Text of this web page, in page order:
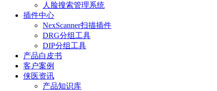
人脸搜索管理系统
插件中心
NexScanner扫描插件
DRG分组工具
DIP分组工具
产品白皮书
客户案例
侠医资讯
产品知识库